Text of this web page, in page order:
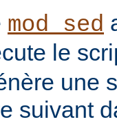
mod_sed
le
une
suivant